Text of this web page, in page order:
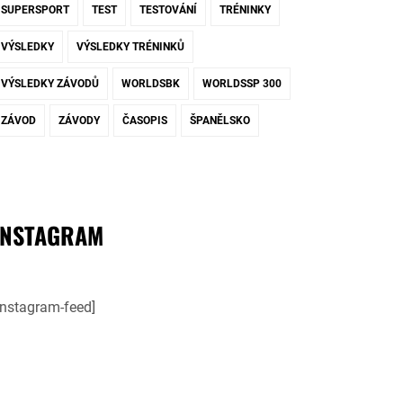
SUPERSPORT TEST TESTOVÁNÍ TRÉNINKY
VÝSLEDKY VÝSLEDKY TRÉNINKŮ
VÝSLEDKY ZÁVODŮ WORLDSBK WORLDSSP 300
ZÁVOD ZÁVODY ČASOPIS ŠPANĚLSKO
feed]